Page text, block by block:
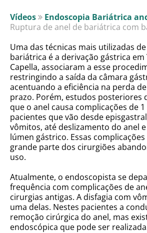
Vídeos
Endoscopia Bariátrica
Ruptura de anel de bariátrica com
Uma das técnicas mais utilizadas
bariátrica é a derivação gástrica em
Capella, associaram a esse
restringindo a saída da câmara
acentuando a eficiência na perda
prazo. Porém, estudos posteriores
que o anel causa complicações de 1
pacientes que vão desde
vômitos, até deslizamento do anel
lúmen gástrico. Essas
grande parte dos cirurgiões
uso.
Atualmente, o endoscopista se
frequência com complicações de
cirurgias antigas. A disfagia com
uma delas. Nestes pacientes a
remoção cirúrgica do anel, mas
endoscópica que pode ser